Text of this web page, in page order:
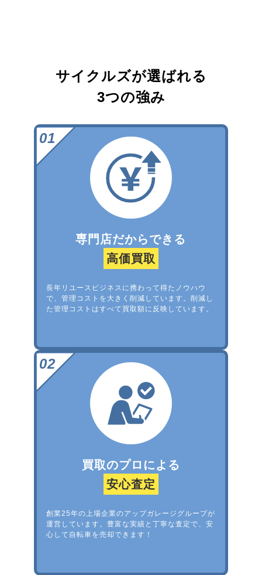
サイクルズが選ばれる
3つの強み
専門店だからできる
高価買取
長年リユースビジネスに携わって得たノウハウ
で、管理コストを大きく削減しています。削減し
た管理コストはすべて買取額に反映しています。
買取のプロによる
安心査定
創業25年の上場企業のアップガレージグループが
運営しています。豊富な実績と丁寧な査定で、安
心して自転車を売却できます！